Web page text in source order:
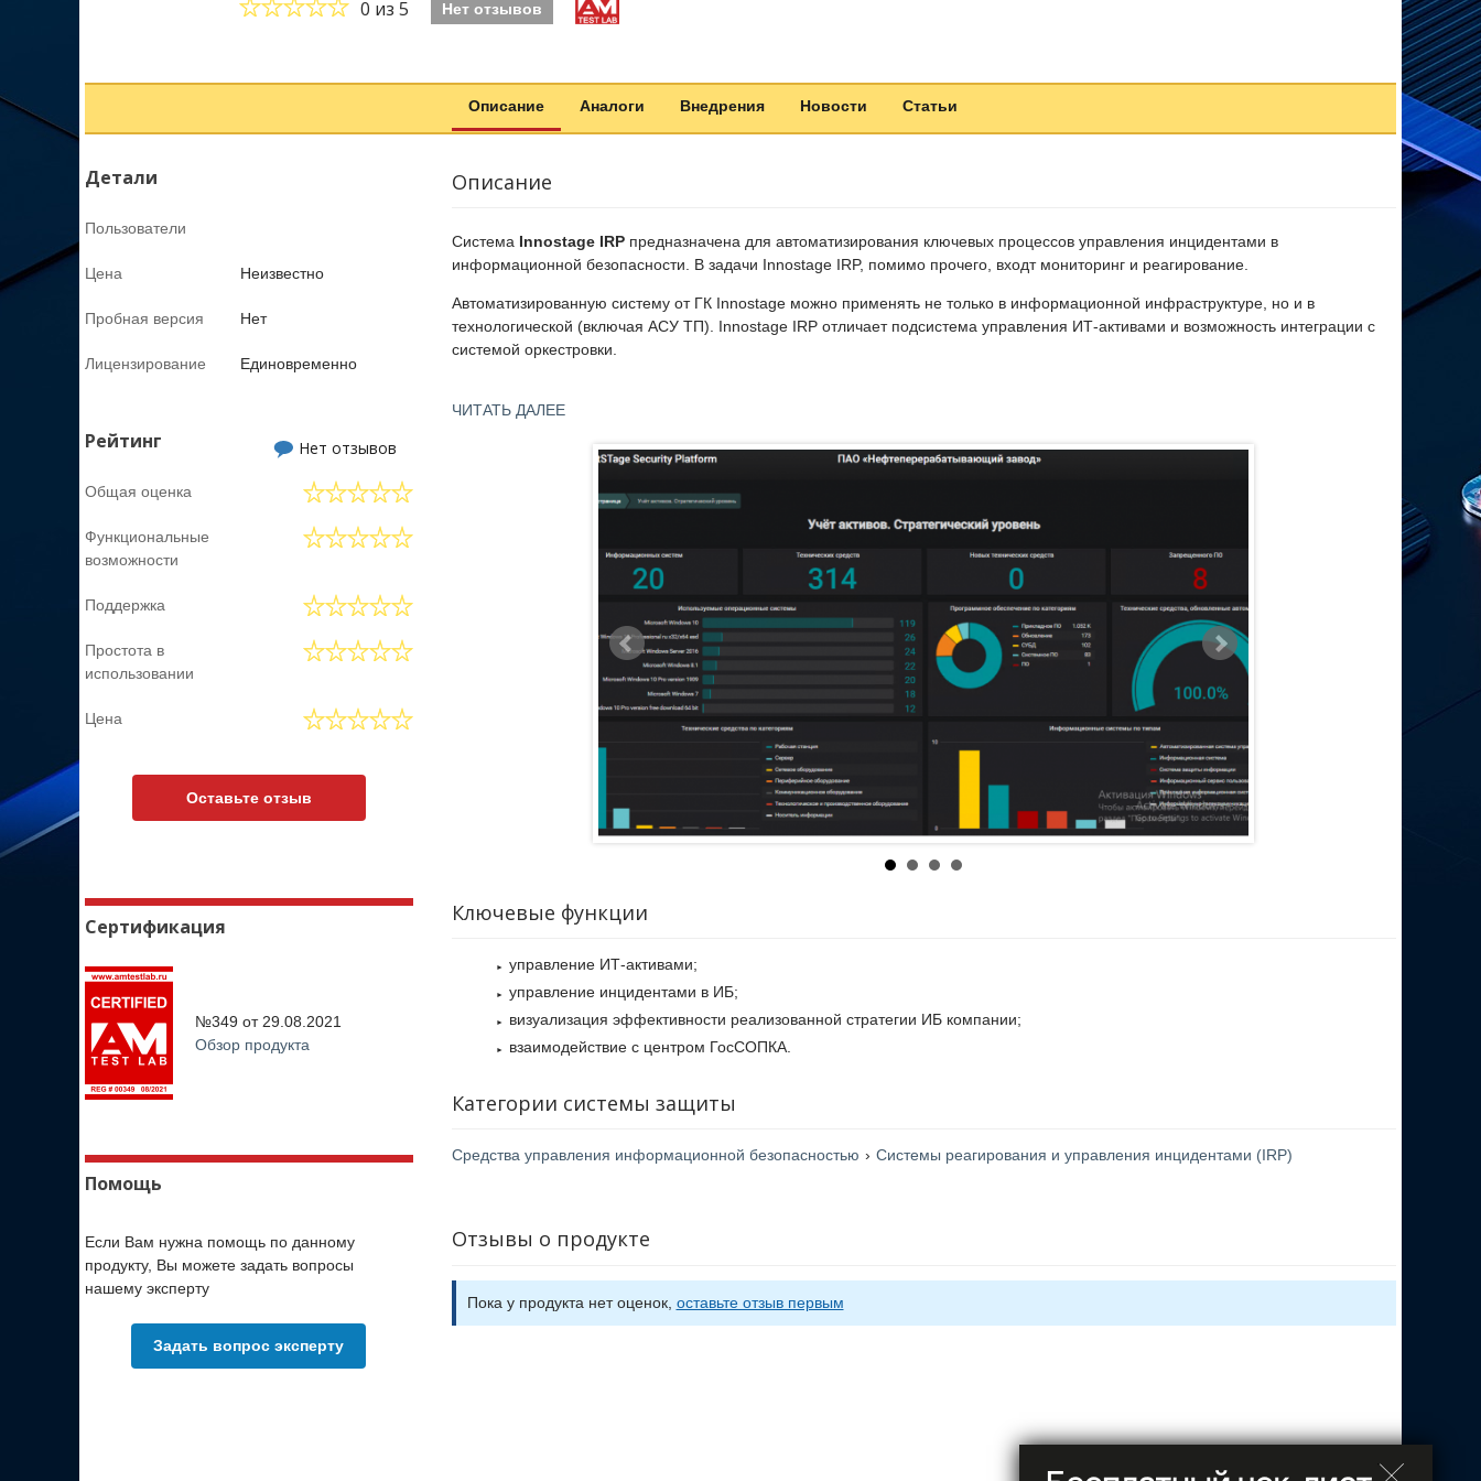
0 из 5 Нет отзывов
Описание Аналоги Внедрения Новости Статьи
Детали
Пользователи
Цена Неизвестно
Пробная версия Нет
Лицензирование Единовременно
Рейтинг Нет отзывов
Общая оценка
Функциональные
возможности
Поддержка
Простота в
использовании
Цена
Оставьте отзыв
Сертификация
№349 от 29.08.2021
Обзор продукта
Помощь
Если Вам нужна помощь по данному
продукту, Вы можете задать вопросы
нашему эксперту
Задать вопрос эксперту
Описание
Система Innostage IRPпредназначена для автоматизирования ключевых процессов управления инцидентами в
информационной безопасности. В задачи Innostage IRP, помимо прочего, входт мониторинг и реагирование.
Автоматизированную систему от ГК Innostage можно применять не только в информационной инфраструктуре, но и в
технологической (включая АСУ ТП). Innostage IRP отличает подсистема управления ИТ-активами и возможность интеграции с
системой оркестровки.
ГосСОПКА.
ЧИТАТЬ ДАЛЕЕ
Ключевые функции
управление ИТ-активами;
управление инцидентами в ИБ;
визуализация эффективности реализованной стратегии ИБ компании;
взаимодействие с центром ГосСОПКА.
Категории системы защиты
Средства управления информационной безопасностью › Системы реагирования и управления инцидентами (IRP)
Отзывы о продукте
Пока у продукта нет оценок, оставьте отзыв первым